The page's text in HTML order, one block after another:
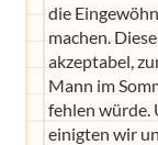
die
machen.
akzeptabel,
Mann im
fehlen würde.
einigten wir